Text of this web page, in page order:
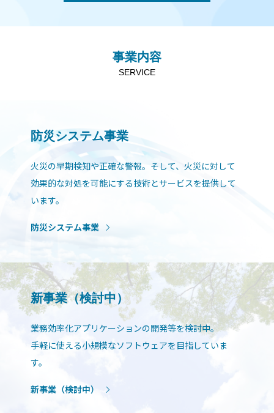
事業内容
SERVICE
防災システム事業
火災の早期検知や正確な警報。そして、火災に対して
効果的な対処を可能にする技術とサービスを提供して
います。
防災システム事業
新事業（検討中）
業務効率化アプリケーションの開発等を検討中。
手軽に使える小規模なソフトウェアを目指していま
す。
新事業（検討中）